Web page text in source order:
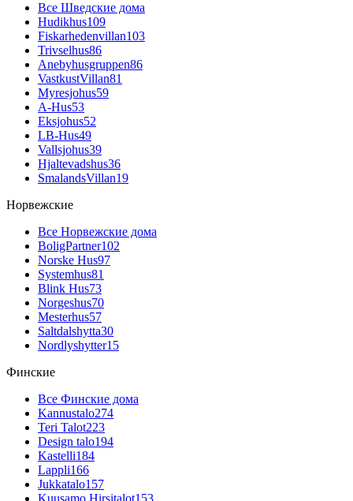
Все Шведские дома
Hudikhus109
Fiskarhedenvillan103
Trivselhus86
Anebyhusgruppen86
VastkustVillan81
Myresjohus59
A-Hus53
Eksjohus52
LB-Hus49
Vallsjohus39
Hjaltevadshus36
SmalandsVillan19
Норвежские
Все Норвежские дома
BoligPartner102
Norske Hus97
Systemhus81
Blink Hus73
Norgeshus70
Mesterhus57
Saltdalshytta30
Nordlyshytter15
Финские
Все Финские дома
Kannustalo274
Teri Talot223
Design talo194
Kastelli184
Lappli166
Jukkatalo157
Kuusamo Hirsitalot153